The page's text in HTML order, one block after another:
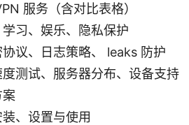
服务（含对比表格）
习、娱乐、隐私保护
议、日志策略、 leaks 防护
测试、服务器分布、设备支持
、设置与使用